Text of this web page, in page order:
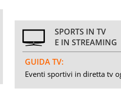
SPORTS IN TV
E IN STREAMING
GUIDA TV:
Eventi sportivi in diretta tv